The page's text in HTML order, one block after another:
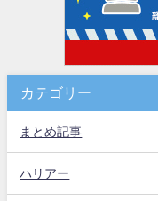
カテゴリー
まとめ記事
ハリアー